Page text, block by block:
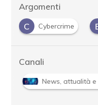
Argomenti
C Cybercrime
Canali
News, attualità e